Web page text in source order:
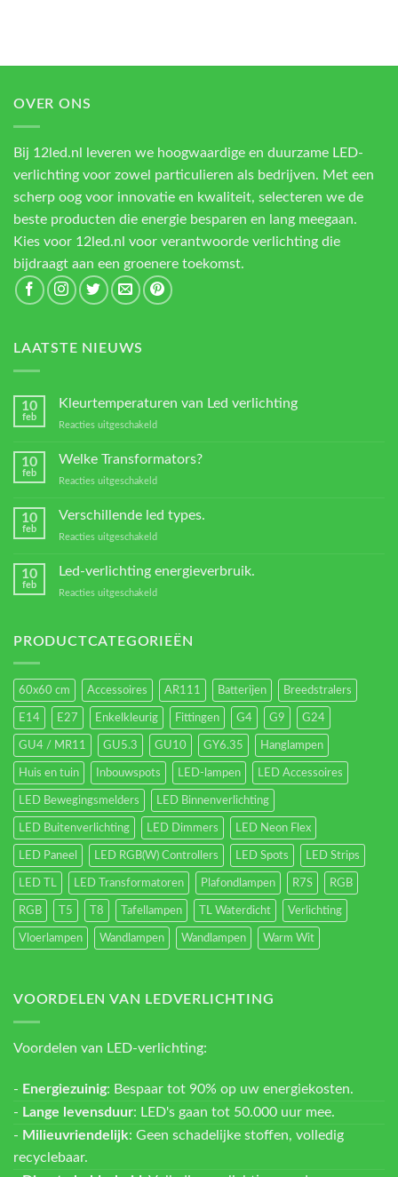
OVER ONS
Bij 12led.nl leveren we hoogwaardige en duurzame LED-
verlichting voor zowel particulieren als bedrijven. Met een
scherp oog voor innovatie en kwaliteit, selecteren we de
beste producten die energie besparen en lang meegaan.
Kies voor 12led.nl voor verantwoorde verlichting die
bijdraagt aan een groenere toekomst.
LAATSTE NIEUWS
10
feb
Kleurtemperaturen van Led verlichting
Reacties uitgeschakeld
verlichting
10
feb
Welke Transformators?
Reacties uitgeschakeld
Transformators?
10
feb
Verschillende led types.
Reacties uitgeschakeld
10
feb
Led-verlichting energieverbruik.
Reacties uitgeschakeld
energieverbruik.
PRODUCTCATEGORIEËN
60x60 cm Accessoires AR111 Batterijen Breedstralers
E14 E27 Enkelkleurig Fittingen G4 G9 G24
GU4 / MR11 GU5.3 GU10 GY6.35 Hanglampen
Huis en tuin Inbouwspots LED-lampen LED Accessoires
LED Bewegingsmelders LED Binnenverlichting
LED Buitenverlichting LED Dimmers LED Neon Flex
LED Paneel LED RGB(W) Controllers LED Spots LED Strips
LED TL LED Transformatoren Plafondlampen R7S RGB
RGB T5 T8 Tafellampen TL Waterdicht Verlichting
Vloerlampen Wandlampen Wandlampen Warm Wit
VOORDELEN VAN LEDVERLICHTING
Voordelen van LED-verlichting:
- Energiezuinig: Bespaar tot 90% op uw energiekosten.
- Lange levensduur: LED's gaan tot 50.000 uur mee.
- Milieuvriendelijk: Geen schadelijke stoffen, volledig
recyclebaar.